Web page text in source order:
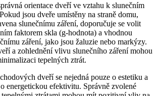
orientace dveří ve vztahu k ⁣slunečním
jsou dveře umístěny na ‌straně domu,
slunečnímu záření, doporučuje se‌ volit
faktorem skla (g-hodnota) a‌ vhodnou
záření, jako jsou žaluzie nebo markýzy.
a zohlednění vlivu slunečního záření mohou⁣
tepelných ztrát.
dveří ⁢se nejedná pouze o estetiku a
energetickou efektivitu. Správně zvolené